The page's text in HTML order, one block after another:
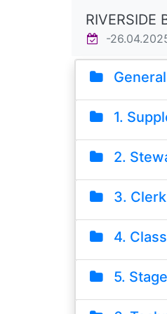
RIVERSIDE
-
1.
2.
3.
4.
5.